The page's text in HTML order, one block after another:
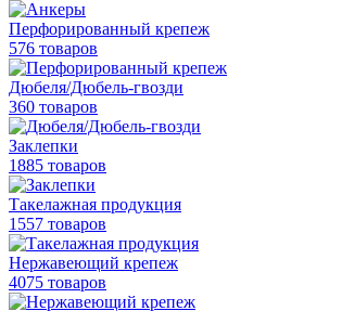
Перфорированный крепеж
576 товаров
Дюбеля/Дюбель-гвозди
360 товаров
Заклепки
1885 товаров
Такелажная продукция
1557 товаров
Нержавеющий крепеж
4075 товаров